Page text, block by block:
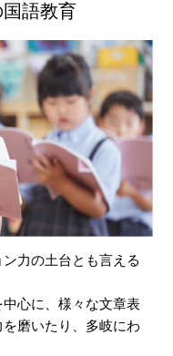
語教育
力の土台とも言える
心に、様々な文章表
磨いたり、多岐にわ